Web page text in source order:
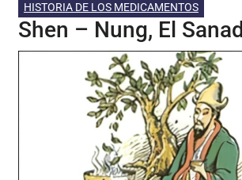
HISTORIA DE LOS MEDICAMENTOS
Shen – Nung, El